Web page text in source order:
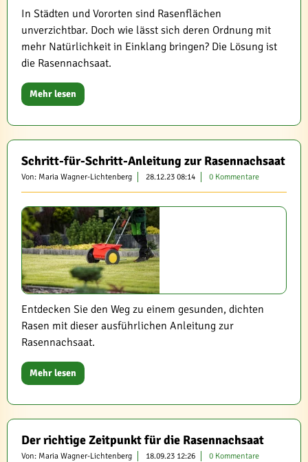
In Städten und Vororten sind Rasenflächen
unverzichtbar. Doch wie lässt sich deren Ordnung mit
mehr Natürlichkeit in Einklang bringen? Die Lösung ist
die Rasennachsaat.
Mehr lesen
Schritt-für-Schritt-Anleitung zur Rasennachsaat
Von: Maria Wagner-Lichtenberg 28.12.23 08:14 0 Kommentare
Entdecken Sie den Weg zu einem gesunden, dichten
Rasen mit dieser ausführlichen Anleitung zur
Rasennachsaat.
Mehr lesen
Der richtige Zeitpunkt für die Rasennachsaat
Von: Maria Wagner-Lichtenberg 18.09.23 12:26 0 Kommentare